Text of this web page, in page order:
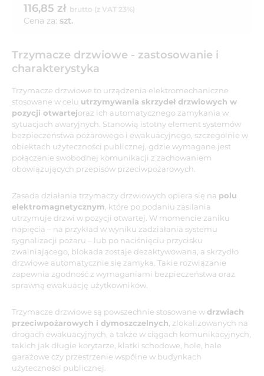
116,85 zł brutto (z VAT 23%)
Cena za: szt.
Trzymacze drzwiowe - zastosowanie i
charakterystyka
Trzymacze drzwiowe to urządzenia elektromechaniczne
stosowane w celu utrzymywania skrzydeł drzwiowych w
pozycji otwartejoraz ich automatycznego zamykania w
sytuacjach awaryjnych. Stanowią istotny element systemów
bezpieczeństwa pożarowego i ewakuacyjnego, szczególnie w
obiektach użyteczności publicznej, gdzie wymagane jest
połączenie swobodnej komunikacji z zachowaniem
obowiązujących przepisów przeciwpożarowych.
Zasada działania trzymaczy drzwiowych opiera się na polu
elektromagnetycznym , które po podaniu zasilania
utrzymuje drzwi w pozycji otwartej. W momencie zaniku
napięcia – na przykład w wyniku zadziałania systemu
sygnalizacji pożaru – lub po naciśnięciu przycisku
zwalniającego, blokada zostaje dezaktywowana, a skrzydło
drzwiowe automatycznie się zamyka. Takie rozwiązanie
zapewnia zgodność z wymaganiami bezpieczeństwa oraz
sprawną ewakuację użytkowników.
Trzymacze drzwiowe są powszechnie stosowane wdrzwiach
przeciwpożarowych i dymoszczelnych , zlokalizowanych na
drogach ewakuacyjnych, a także w ciągach komunikacyjnych,
takich jak długie korytarze, klatki schodowe, hole, hale
garażowe czy przestrzenie wspólne w budynkach
użyteczności publicznej.